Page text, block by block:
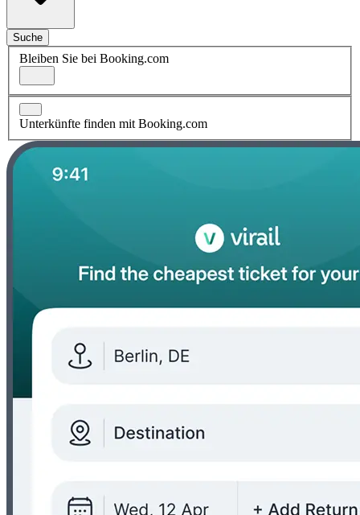
Suche
Bleiben Sie bei Booking.com
Unterkünfte finden mit Booking.com